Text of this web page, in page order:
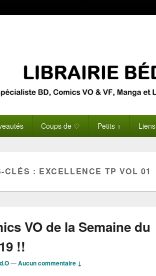
Coups de ♡ Petits + Liens
CLÉS : EXCELLENCE TP VOL 01
VO de la Semaine du
!!
—Aucun commentaire ↓